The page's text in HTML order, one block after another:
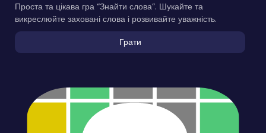
Проста та цікава гра “Знайти слова”. Шукайте та
викреслюйте заховані слова і розвивайте уважність.
Грати